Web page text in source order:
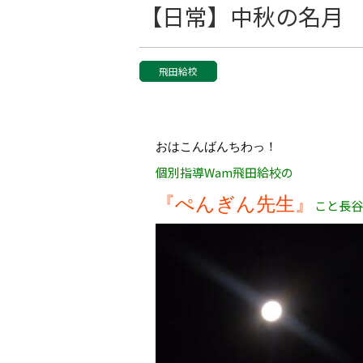
【日常】中秋の名月
飛田給校
おはこんばんちわっ！
個別指導Wam飛田給校の
『ぺんぎん先生』 こと長